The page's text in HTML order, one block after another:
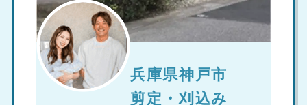
兵庫県神戸市
剪定・刈込み